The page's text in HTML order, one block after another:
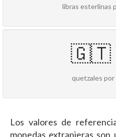
libras
🇬🇹
quetzales
Los valores de
monedas extranjeras